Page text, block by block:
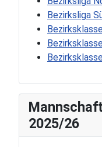
Bezirksliga
2025/26